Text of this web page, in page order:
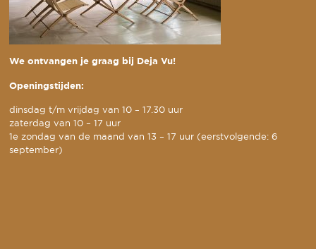
We ontvangen je graag bij Deja Vu!
Openingstijden:
dinsdag t/m vrijdag van 10 – 17.30 uur
zaterdag van 10 – 17 uur
1e zondag van de maand van 13 – 17 uur (eerstvolgende: 6
september)